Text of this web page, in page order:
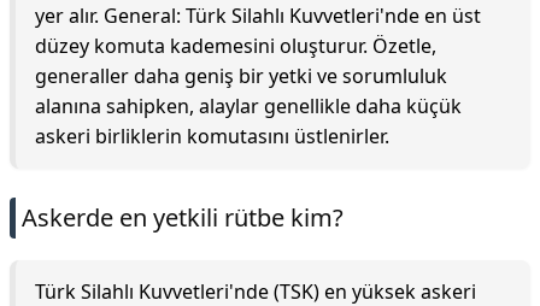
yer alır. General: Türk Silahlı Kuvvetleri'nde en üst
düzey komuta kademesini oluşturur. Özetle,
generaller daha geniş bir yetki ve sorumluluk
alanına sahipken, alaylar genellikle daha küçük
askeri birliklerin komutasını üstlenirler.
Askerde en yetkili rütbe kim?
Türk Silahlı Kuvvetleri'nde (TSK) en yüksek askeri